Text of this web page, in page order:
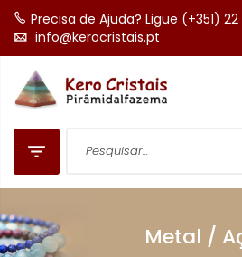
Precisa de Ajuda? Ligue (+351)
info@kerocristais.pt

Metal /